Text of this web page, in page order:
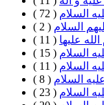
السلام ( 72 )
السلام ( 2 )
علیها ( 11 )
السلام ( 15 )
السلام ( 11 )
السلام ( 8 )
السلام ( 23 )